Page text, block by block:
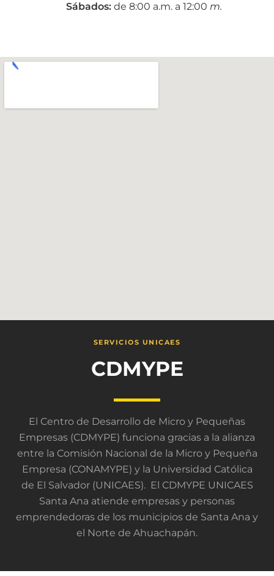
Sábados:de 8:00 a.m. a 12:00 m.
SERVICIOS UNICAES
CDMYPE
El Centro de Desarrollo de Micro y Pequeñas
Empresas (CDMYPE) funciona gracias a la alianza
entre la Comisión Nacional de la Micro y Pequeña
Empresa (CONAMYPE) y la Universidad Católica
de El Salvador (UNICAES). El CDMYPE UNICAES
Santa Ana atiende empresas y personas
emprendedoras de los municipios de Santa Ana y
el Norte de Ahuachapán.